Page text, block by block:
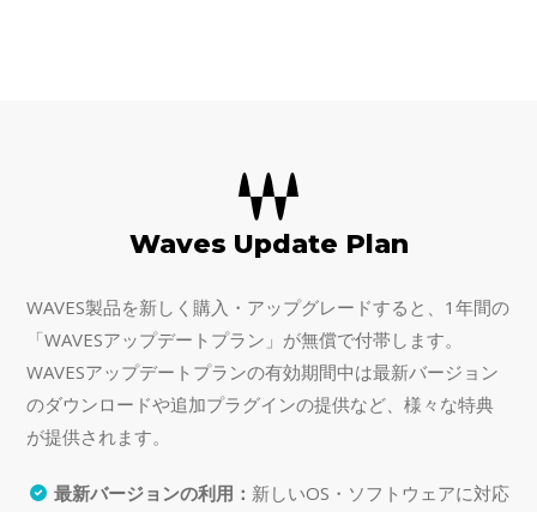
Waves Update Plan
WAVES製品を新しく購入・アップグレードすると、1年間の
「WAVESアップデートプラン」が無償で付帯します。
WAVESアップデートプランの有効期間中は最新バージョン
のダウンロードや追加プラグインの提供など、様々な特典
が提供されます。
最新バージョンの利用： 新しいOS・ソフトウェアに対応